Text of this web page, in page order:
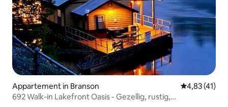
Appartement in Branson Gemiddelde
4,83 (41)
692 Walk-in Lakefront Oasis - Gezellig, rustig,